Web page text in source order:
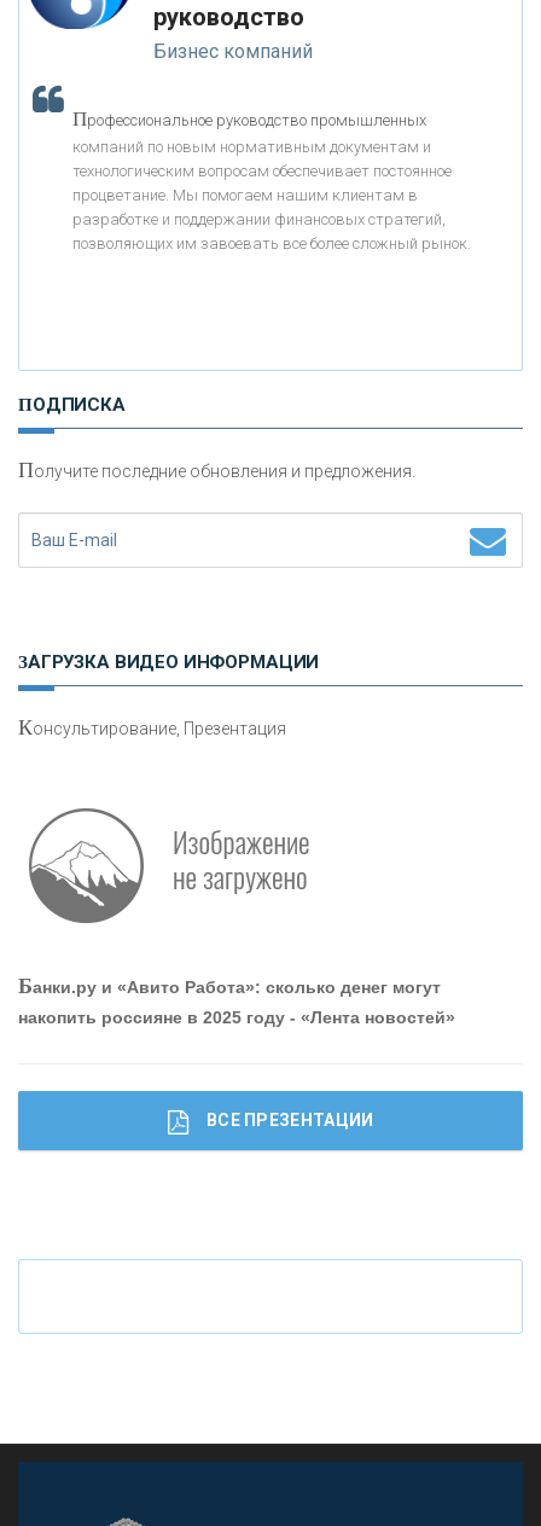
«АБСОЛЮТ БАНК»
«БАНК ВОЗРОЖДЕНИЕ»
АО «КРЕДИТ ЕВРОПА БАНК»
«НАЦИОНАЛЬНЫЙ КЛИРИНГОВЫЙ ЦЕНТР»
«ФК ОТКРЫТИЕ»
«ПРОМРЕГИОНБАНК»
ОНАС
КОНТАКТЫ
руководство
Бизнес компаний
Профессиональное руководство промышленных
компаний по новым нормативным документам и
технологическим вопросам обеспечивает постоянное
процветание. Мы помогаем нашим клиентам в
разработке и поддержании финансовых стратегий,
позволяющих им завоевать все более сложный рынок.
ПОДПИСКА
Получите последние обновления и предложения.
ЗАГРУЗКА ВИДЕО ИНФОРМАЦИИ
Консультирование, Презентация
Банки.ру и «Авито Работа»: сколько денег могут
накопить россияне в 2025 году - «Лента новостей»
ВСЕ ПРЕЗЕНТАЦИИ